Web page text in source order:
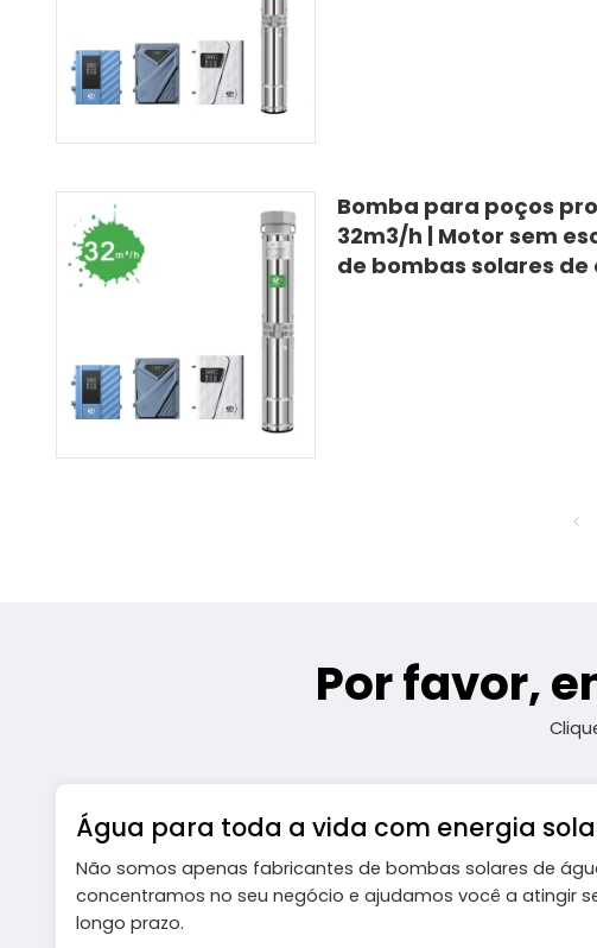
Bomba para poços
32m3/h | Motor sem
de bombas solares de
Por favor,
Água para toda a vida com energia
Não somos apenas fabricantes de bombas solares de
concentramos no seu negócio e ajudamos você a atingir
longo prazo.